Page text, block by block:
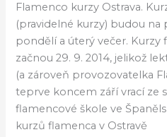
Flamenco kurzy Ostrava.
(pravidelné kurzy) budou
pondělí a úterý večer. Kurzy
začnou 29. 9. 2014, jelikož
(a zároveň provozovatelka
teprve koncem září vrací ze
flamencové škole ve
kurzů flamenca v Ostravě